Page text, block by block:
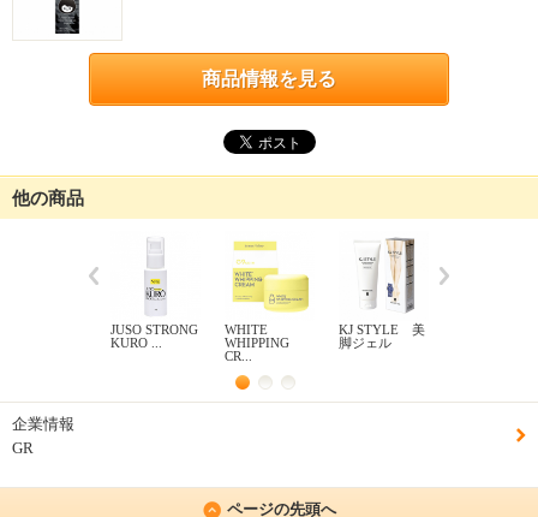
商品情報を見る
他の商品
JUSO STRONG
KURO ...
WHITE
WHIPPING
CR...
KJ STYLE 美
脚ジェル
企業情報
GR
ページの先頭へ